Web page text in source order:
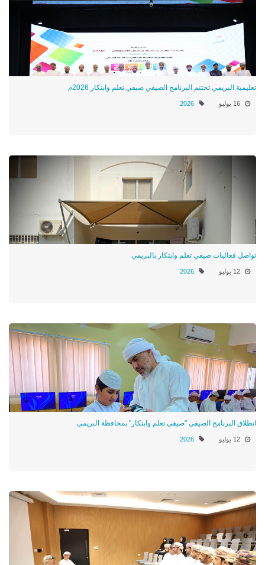
تعليمية البريمي تختتم البرنامج الصيفي صيفي تعلم وابتكار 2026م
16 يوليو 2026
تواصل فعاليات صيفي تعلم وابتكار بالبريمي
12 يوليو 2026
انطلاق البرنامج الصيفي "صيفي تعلم وابتكار" بمحافظة البريمي
12 يوليو 2026